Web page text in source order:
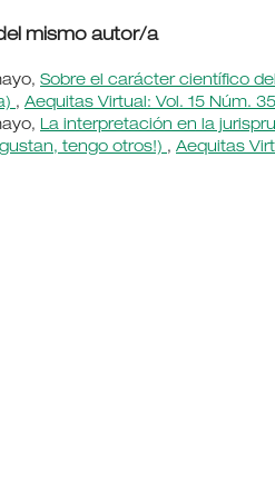
mismo autor/a
Sobre el carácter científico
, Aequitas Virtual: Vol. 15 Núm.
La interpretación en la
tengo otros!) , Aequitas